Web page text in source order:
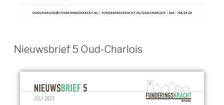
Nieuwsbrief 5 Oud-Charlois